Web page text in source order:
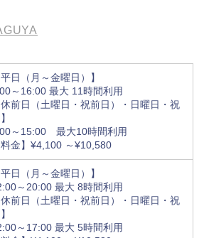
平日（月～金曜日）】
～16:00 最大 11時間利用
休前日（土曜日・祝前日）・日曜日・祝
～15:00 最大10時間利用
料金】¥4,100 ～¥10,580
平日（月～金曜日）】
～20:00 最大 8時間利用
休前日（土曜日・祝前日）・日曜日・祝
～17:00 最大 5時間利用